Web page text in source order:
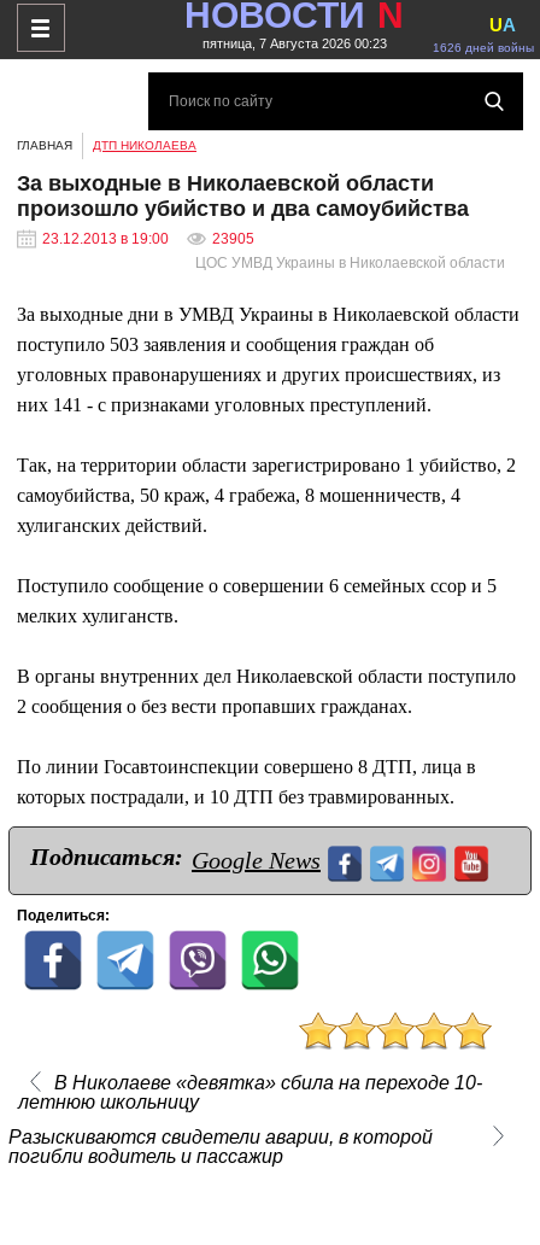
НОВОСТИ N
пятница, 7 Августа 2026 00:23 1626 дней войны
UA
ГЛАВНАЯ ДТП НИКОЛАЕВА
За выходные в Николаевской области
произошло убийство и два самоубийства
23.12.2013 в 19:00
23905
ЦОС УМВД Украины в Николаевской области
За выходные дни в УМВД Украины в Николаевской области
поступило 503 заявления и сообщения граждан об
уголовных правонарушениях и других происшествиях, из
них 141 - с признаками уголовных преступлений.
Так, на территории области зарегистрировано 1 убийство, 2
самоубийства, 50 краж, 4 грабежа, 8 мошенничеств, 4
хулиганских действий.
Поступило сообщение о совершении 6 семейных ссор и 5
мелких хулиганств.
В органы внутренних дел Николаевской области поступило
2 сообщения о без вести пропавших гражданах.
По линии Госавтоинспекции совершено 8 ДТП, лица в
которых пострадали, и 10 ДТП без травмированных.
Подписаться: Google News
Поделиться:
В Николаеве «девятка» сбила на переходе 10-
летнюю школьницу
Разыскиваются свидетели аварии, в которой
погибли водитель и пассажир